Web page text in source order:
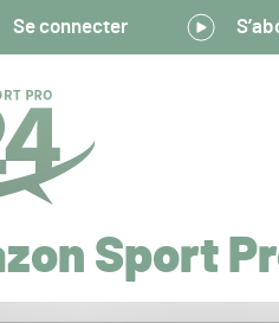
Se connecter
Sport